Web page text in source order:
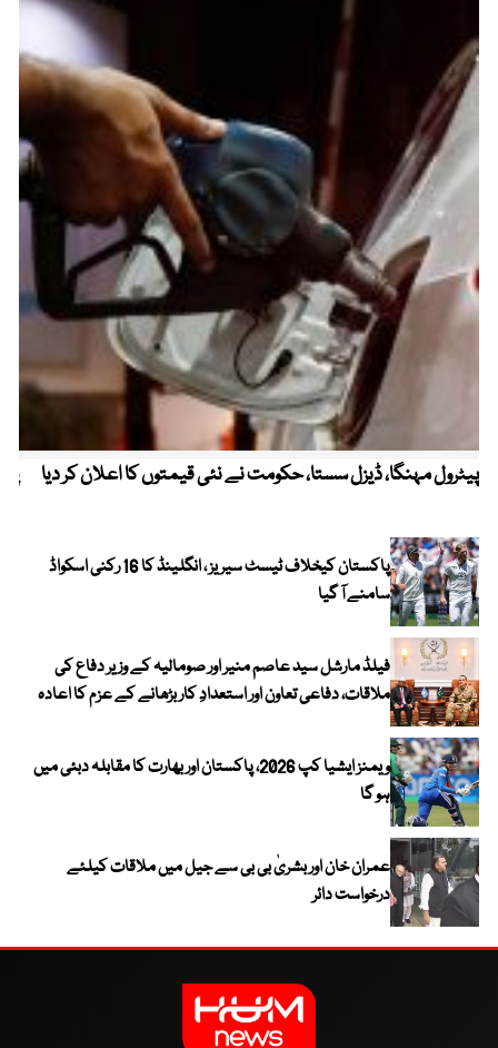
پیٹرول مہنگا، ڈیزل سستا، حکومت نے نئی قیمتوں کا اعلان کر دیا
پاکستان کیخلاف ٹیسٹ سیریز ، انگلینڈ کا 16 رکنی اسکواڈ
سامنے آ گیا
فیلڈ مارشل سید عاصم منیر اور صومالیہ کے وزیر دفاع کی
ملاقات، دفاعی تعاون اور استعدادِ کار بڑھانے کے عزم کا اعادہ
ویمنز ایشیا کپ 2026، پاکستان اور بھارت کا مقابلہ دبئی میں
ہو گا
عمران خان اور بشریٰ بی بی سے جیل میں ملاقات کیلئے
درخواست دائر